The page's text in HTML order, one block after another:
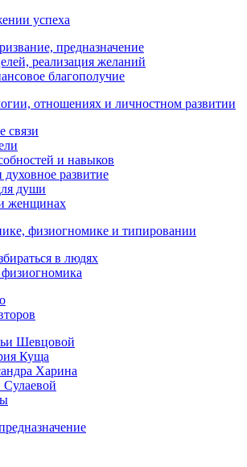
успеха
предназначение
реализация желаний
благополучие
отношениях и личностном развитии
связи
и навыков
развитие
души
женщинах
физиогномике и типировании
в людях
Шевцовой
Куща
Харина